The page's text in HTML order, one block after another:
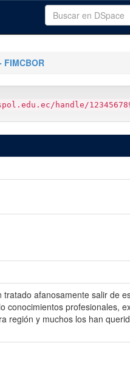
handle/
afanosamente salir de
profesionales,
y muchos los han